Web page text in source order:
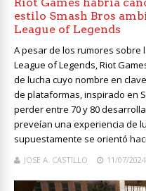
estilo Smash Bros
League of Legends
A pesar de los rumores
League of Legends, Riot
de lucha cuyo nombre en
de plataformas, inspirado en
perder entre 70 y 80
preveían una experiencia de
supuestamente se orientó
JOSE A. CASTILLO 11/07/2024